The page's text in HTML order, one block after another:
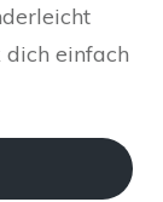
einfach